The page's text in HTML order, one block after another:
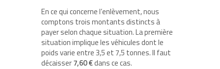
En ce qui concerne l’enlèvement, nous
comptons trois montants distincts à
payer selon chaque situation. La première
situation implique les véhicules dont le
poids varie entre 3,5 et 7,5 tonnes. Il faut
décaisser7,60 €dans ce cas.